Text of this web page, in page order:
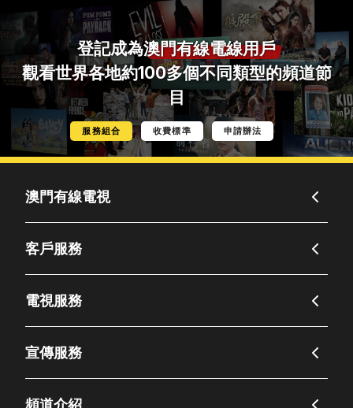
登記成為澳門有線電線用戶
觀看世界各地約100多個不同類型的頻道節
目
服務組合 收費標準 申請辦法
澳門有線電視
客戶服務
電視服務
宣傳服務
頻道介紹